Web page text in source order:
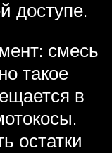
доступе.
смесь
такое
в
остатки